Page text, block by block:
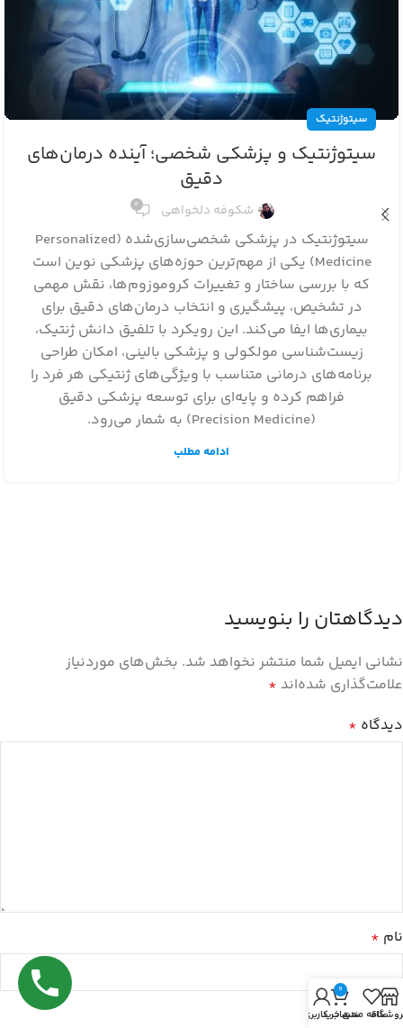
سیتوژنتیک
سیتوژنتیک و پزشکی شخصی؛ آینده درمان‌های
دقیق
شکوفه دلخواهی 0
سیتوژنتیک در پزشکی شخصی‌سازی‌شده (Personalized
Medicine) یکی از مهم‌ترین حوزه‌های پزشکی نوین است
که با بررسی ساختار و تغییرات کروموزوم‌ها، نقش مهمی
در تشخیص، پیشگیری و انتخاب درمان‌های دقیق برای
بیماری‌ها ایفا می‌کند. این رویکرد با تلفیق دانش ژنتیک،
زیست‌شناسی مولکولی و پزشکی بالینی، امکان طراحی
برنامه‌های درمانی متناسب با ویژگی‌های ژنتیکی هر فرد را
فراهم کرده و پایه‌ای برای توسعه پزشکی دقیق
(Precision Medicine) به شمار می‌رود.
ادامه مطلب
دیدگاهتان را بنویسید
نشانی ایمیل شما منتشر نخواهد شد. بخش‌های موردنیاز
علامت‌گذاری شده‌اند *
دیدگاه *
نام *
ایمیل*
علاقه مندی
0
سبد خرید
حساب کاربری من